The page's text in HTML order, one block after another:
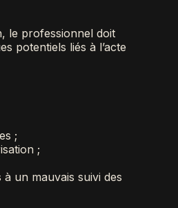
le professionnel doit
potentiels liés à l’acte
;
;
un mauvais suivi des